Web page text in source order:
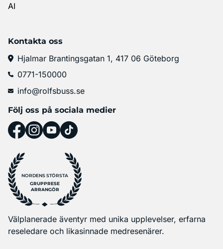
AI
Kontakta oss
Hjalmar Brantingsgatan 1, 417 06 Göteborg
0771-150000
info@rolfsbuss.se
Följ oss på sociala medier
NORDENS STÖRSTA
GRUPPRESE
ARRANGÖR
Välplanerade äventyr med unika upplevelser, erfarna
reseledare och likasinnade medresenärer.